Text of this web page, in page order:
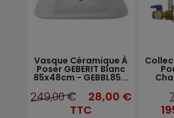
Vasque Céramique À
Poser GEBERIT Blanc
85x48cm - GEBBL85...
249,00 €
28,00 €
TTC